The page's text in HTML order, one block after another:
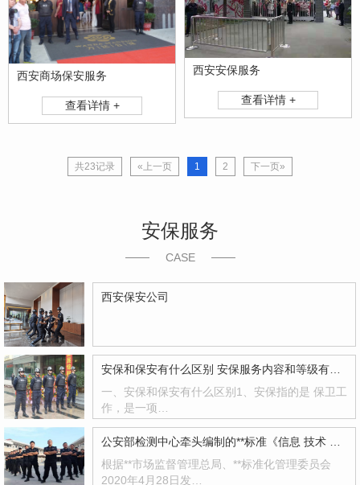
西安商场保安服务
查看详情 +
西安安保服务
查看详情 +
共23记录 «上一页 1 2 下一页»
安保服务
CASE
西安保安公司
一、安保和保安有什么区别1、安保指的是 保卫工
作，是一项…
根据**市场监督管理总局、**标准化管理委员会
2020年4月28日发…